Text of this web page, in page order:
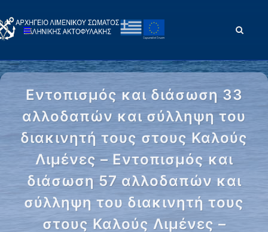
Εντοπισμός και διάσωση 33
αλλοδαπών και σύλληψη του
διακινητή τους στους Καλούς
Λιμένες – Εντοπισμός και
διάσωση 57 αλλοδαπών και
σύλληψη του διακινητή τους
στους Καλούς Λιμένες –